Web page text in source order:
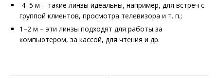
4–5 м – такие линзы идеальны, например, для встреч с
группой клиентов, просмот­ра телевизора и т. п.;
1–2 м – эти линзы подходят для работы за
компьютером, за кассой, для чтения и др.